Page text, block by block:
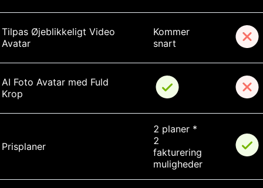
Tilpas Øjeblikkeligt Video
Avatar
Kommer
snart
AI Foto Avatar med Fuld
Krop
Prisplaner
2 planer *
2
fakturering
muligheder